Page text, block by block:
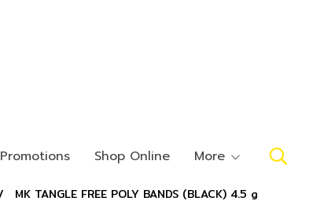
Promotions Shop Online More
MK TANGLE FREE POLY BANDS (BLACK) 4.5 g